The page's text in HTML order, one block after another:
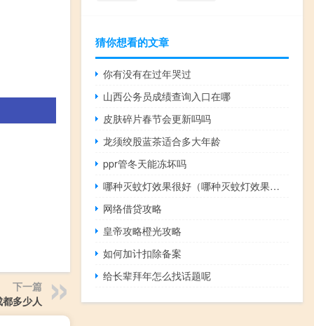
下一篇
都多少人
猜你想看的文章
你有没有在过年哭过
山西公务员成绩查询入口在哪
皮肤碎片春节会更新吗吗
龙须绞股蓝茶适合多大年龄
ppr管冬天能冻坏吗
哪种灭蚊灯效果很好（哪种灭蚊灯效果最好）
网络借贷攻略
皇帝攻略橙光攻略
如何加计扣除备案
给长辈拜年怎么找话题呢